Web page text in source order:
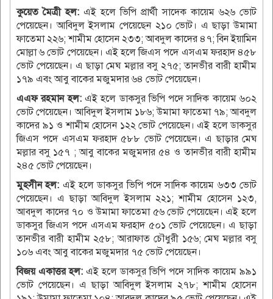
কুয়েত মৈত্রী হল: এই হলে ভিপি প্রার্থী সাদেক কায়েম ৬২৬ ভোট
পেয়েছেন। আবিদুল ইসলাম পেয়েছেন ২১০ ভোট। এ ছাড়া উমামা
ফাতেমা ২২৬; শামীম হোসেন ২৩৩; আবদুল কাদের ৪৭; বিন ইয়ামিন
মোল্লা ৬ ভোট পেয়েছেন। এই হলে জিএস পদে এসএম ফরহাদ ৪৫৮
ভোট পেয়েছেন। এ ছাড়া মেঘ মল্লার বসু ২৭৫; তানভীর বারী হামীম
১৭৯ এবং আবু বাকের মজুমদার ৬৪ ভোট পেয়েছেন।
এএফ রহমান হল:এই হলে ডাকসুর ভিপি পদে সাদিক কায়েম ৬০২
ভোট পেয়েছেন। আবিদুল ইসলাম ১৮৬; উমামা ফাতেমা ৭৯; আবদুল
কাদের ৯১ ও শামীম হোসেন ১২২ ভোট পেয়েছেন। এই হলে ডাকসুর
জিএস পদে এসএম ফরহাদ ৫৮৮ ভোট পেয়েছেন। এ ছাড়ার মেঘ
মল্লার বসু ১৫৭ ; আবু বাকের মজুমদার ৫৪ ও তানভীর বারী হামীম
২৪৫ ভোট পেয়েছেন।
মুহসীন হল: এই হলে ডাকসুর ভিপি পদে সাদিক কায়েম ৬৩৩ ভোট
পেয়েছেন। এ ছাড়া আবিদুল ইসলাম ২২১; শামীম হোসেন ১২৩,
আবদুল কাদের ৭০ ও উমামা ফাতেমা ৫৬ ভোট পেয়েছেন। এই হলে
ডাকসুর জিএস পদে এসএম ফরহাদ ৫০১ ভোট পেয়েছেন। এ ছাড়া
তানভীর বারী হামীম ২৫৮; আরাফাত চৌধুরী ১৫৬; মেঘ মল্লার বসু
১০৬ এবং আবু বাকের মজুমদার ৭৫ ভোট পেয়েছেন।
বিজয় একাত্তর হল: এই হলে ডাকসুর ভিপি পদে সাদিক কায়েম ৯৯১
ভোট পেয়েছেন। এ ছাড়া আবিদুল ইসলাম ২৭৮; শামীম হোসেন